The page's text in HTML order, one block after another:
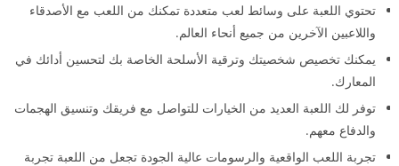
تحتوي اللعبة على وسائط لعب متعددة تمكنك من اللعب مع الأصدقاء
واللاعبين الآخرين من جميع أنحاء العالم.
يمكنك تخصيص شخصيتك وترقية الأسلحة الخاصة بك لتحسين أدائك في
المعارك.
توفر لك اللعبة العديد من الخيارات للتواصل مع فريقك وتنسيق الهجمات
والدفاع معهم.
تجربة اللعب الواقعية والرسومات عالية الجودة تجعل من اللعبة تجربة